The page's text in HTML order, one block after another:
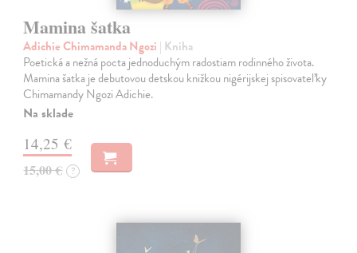
Mamina šatka
Adichie Chimamanda Ngozi | Kniha
Poetická a nežná pocta jednoduchým radostiam rodinného života.
Mamina šatka je debutovou detskou knižkou nigérijskej spisovateľky
Chimamandy Ngozi Adichie.
Na sklade
14,25 €
15,00 € ?